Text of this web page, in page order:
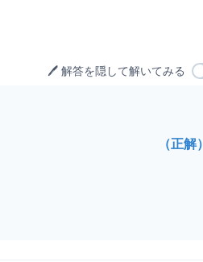
🖊️ 解答を隠して解いてみる
（正解）